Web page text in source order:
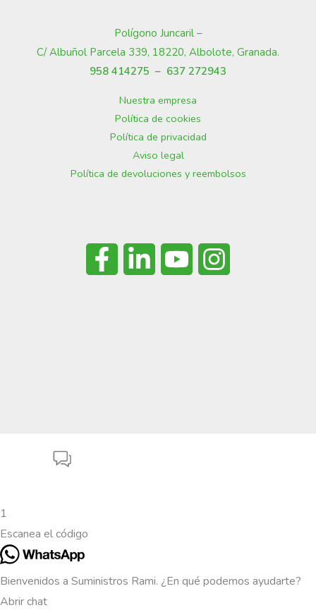
Polígono Juncaril –
C/ Albuñol Parcela 339, 18220, Albolote, Granada.
958 414275 – 637 272943
Nuestra empresa
Política de cookies
Política de privacidad
Aviso legal
Política de devoluciones y reembolsos
1
Escanea el código
Bienvenidos a Suministros Rami. ¿En qué podemos ayudarte?
Abrir chat